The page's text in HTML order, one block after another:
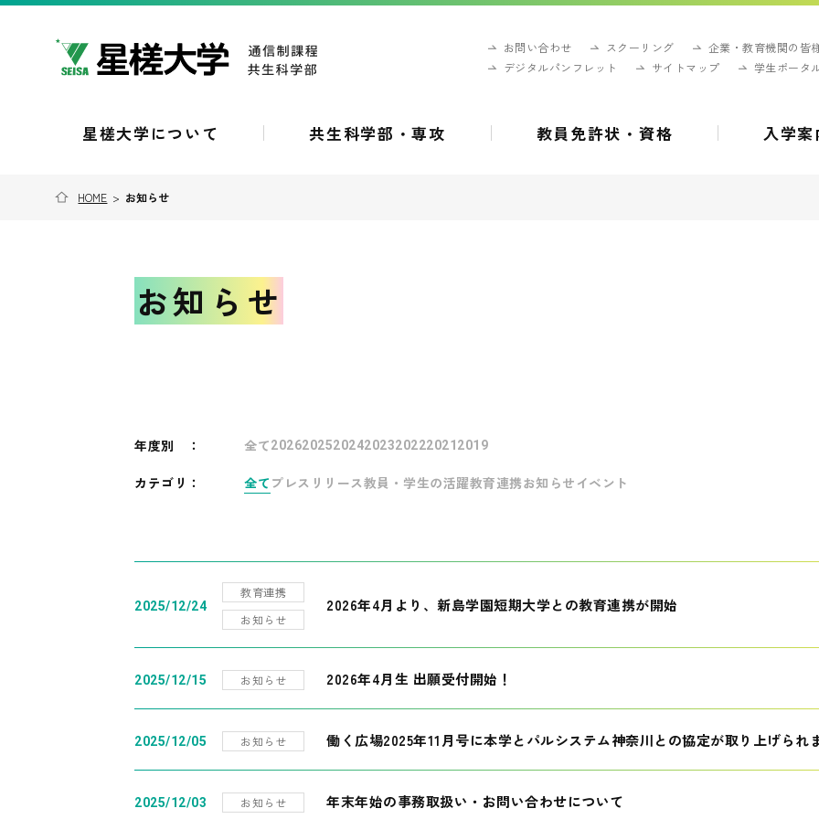
お問い合わせ スクーリング
企業・教育機関の皆
デジタルパンフレット
サイトマップ 学生ポータ
星槎大学について 共生科学部・専攻 教員免許状・資格 入学案
HOME > お知らせ
お知らせ
年度別 ： 全て202620252024202320222021 2019
カテゴリ： 全て プレスリリース教員・学生の活躍教育連携お知らせ イベント
2025/12/24
教育連携
お知らせ
2026年4月より、新島学園短期大学との教育連携が開始
2025/12/15 お知らせ 2026年4月生 出願受付開始！
2025/12/05 お知らせ 働く広場2025年11月号に本学とパルシステム神奈川との協定が取り上げられ
2025/12/03 お知らせ 年末年始の事務取扱い・お問い合わせについて